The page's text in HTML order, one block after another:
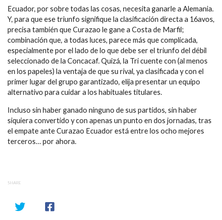
Ecuador, por sobre todas las cosas, necesita ganarle a Alemania.
Y, para que ese triunfo signifique la clasificación directa a 16avos,
precisa también que Curazao le gane a Costa de Marfil;
combinación que, a todas luces, parece más que complicada,
especialmente por el lado de lo que debe ser el triunfo del débil
seleccionado de la Concacaf. Quizá, la Tri cuente con (al menos
en los papeles) la ventaja de que su rival, ya clasificada y con el
primer lugar del grupo garantizado, elija presentar un equipo
alternativo para cuidar a los habituales titulares.
Incluso sin haber ganado ninguno de sus partidos, sin haber
siquiera convertido y con apenas un punto en dos jornadas, tras
el empate ante Curazao Ecuador está entre los ocho mejores
terceros… por ahora.
SHARE